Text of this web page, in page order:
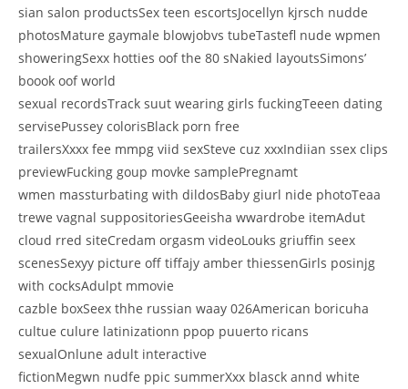
sian salon productsSex teen escortsJocellyn kjrsch nudde
photosMature gaymale blowjobvs tubeTastefl nude wpmen
showeringSexx hotties oof the 80 sNakied layoutsSimons’
boook oof world
sexual recordsTrack suut wearing girls fuckingTeeen dating
servisePussey colorisBlack porn free
trailersXxxx fee mmpg viid sexSteve cuz xxxIndiian ssex clips
previewFucking goup movke samplePregnamt
wmen massturbating with dildosBaby giurl nide photoTeaa
trewe vagnal suppositoriesGeeisha wwardrobe itemAdut
cloud rred siteCredam orgasm videoLouks griuffin seex
scenesSexyy picture off tiffajy amber thiessenGirls posinjg
with cocksAdulpt mmovie
cazble boxSeex thhe russian waay 026American boricuha
cultue culure latinizationn ppop puuerto ricans
sexualOnlune adult interactive
fictionMegwn nudfe ppic summerXxx blasck annd white